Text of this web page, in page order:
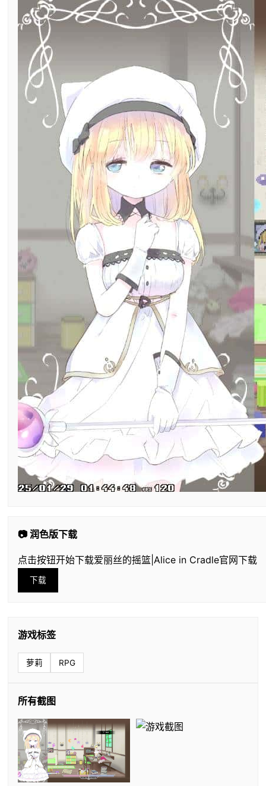
📷 润色版下载
点击按钮开始下载爱丽丝的摇篮|Alice in Cradle官网下载
下载
游戏标签
萝莉 RPG
所有截图